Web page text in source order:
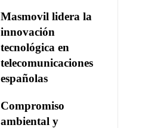
Masmovil lidera la
innovación
tecnológica en
telecomunicaciones
españolas
Compromiso
ambiental y